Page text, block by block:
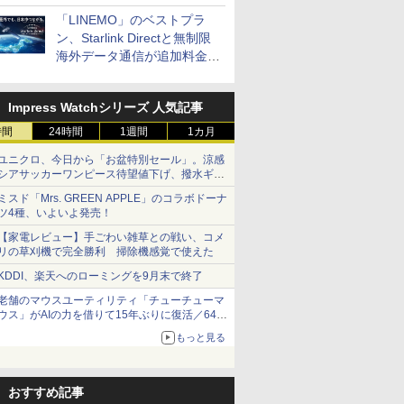
「LINEMO」のベストプラ
ン、Starlink Directと無制限
海外データ通信が追加料金な
Impress Watchシリーズ 人気記事
24時間 1週間 1カ月
ニクロ、今日から「お盆特別セール」。涼感
アサッカーワンピース待望値下げ、撥水ギア
ョーツは1990円に
スド「Mrs. GREEN APPLE」のコラボドーナ
4種、いよいよ発売！
家電レビュー】手ごわい雑草との戦い、コメ
の草刈機で完全勝利 掃除機感覚で使えた
、楽天へのローミングを9月末で終了
舗のマウスユーティリティ「チューチューマ
ス」がAIの力を借りて15年ぶりに復活／64bit
、Windows 10/11、「Chrome」も走り回
。復活記念で2026年末まで500円
もっと見る
おすすめ記事